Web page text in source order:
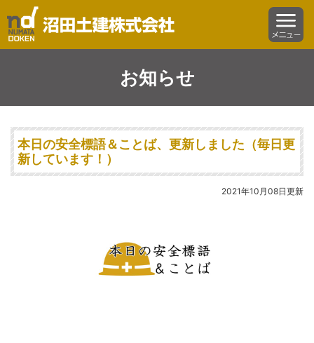
沼田土建株式会社 menu
お知らせ
本日の安全標語＆ことば、更新しました（毎日更
新しています！）
2021年10月08日更新